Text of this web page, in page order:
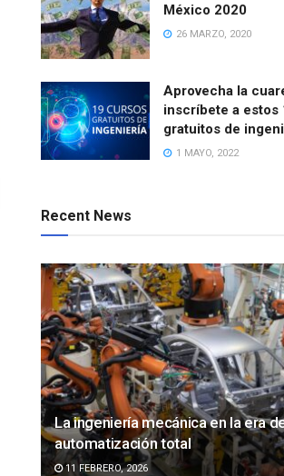
México 2020
26 MARZO, 2020
Aprovecha la
inscríbete a estos
gratuitos de
1 MAYO, 2022
Recent News
La ingeniería mecánica en la era
automatización total
11 FEBRERO, 2026